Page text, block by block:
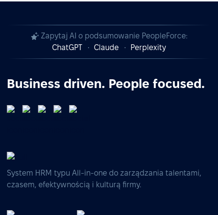
Zapytaj AI o podsumowanie PeopleForce:
ChatGPT
Claude Perplexity
Business driven. People focused.
System HRM typu All-in-one do zarządzania talentami,
czasem, efektywnością i kulturą firmy.